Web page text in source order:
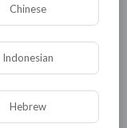
с р у к т у
Армия ?…
себе к о л
?… .
во всех
бы не иметь
Chinese
Indonesian
Hebrew